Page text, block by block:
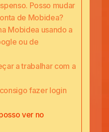
Posso mudar
de Mobidea?
Mobidea usando a
ou de
a trabalhar com a
fazer login
ver no